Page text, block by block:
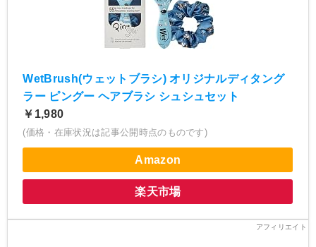
WetBrush(ウェットブラシ) オリジナルディタング
ラー ピングー ヘアブラシ シュシュセット
￥1,980
(価格・在庫状況は記事公開時点のものです)
Amazon
楽天市場